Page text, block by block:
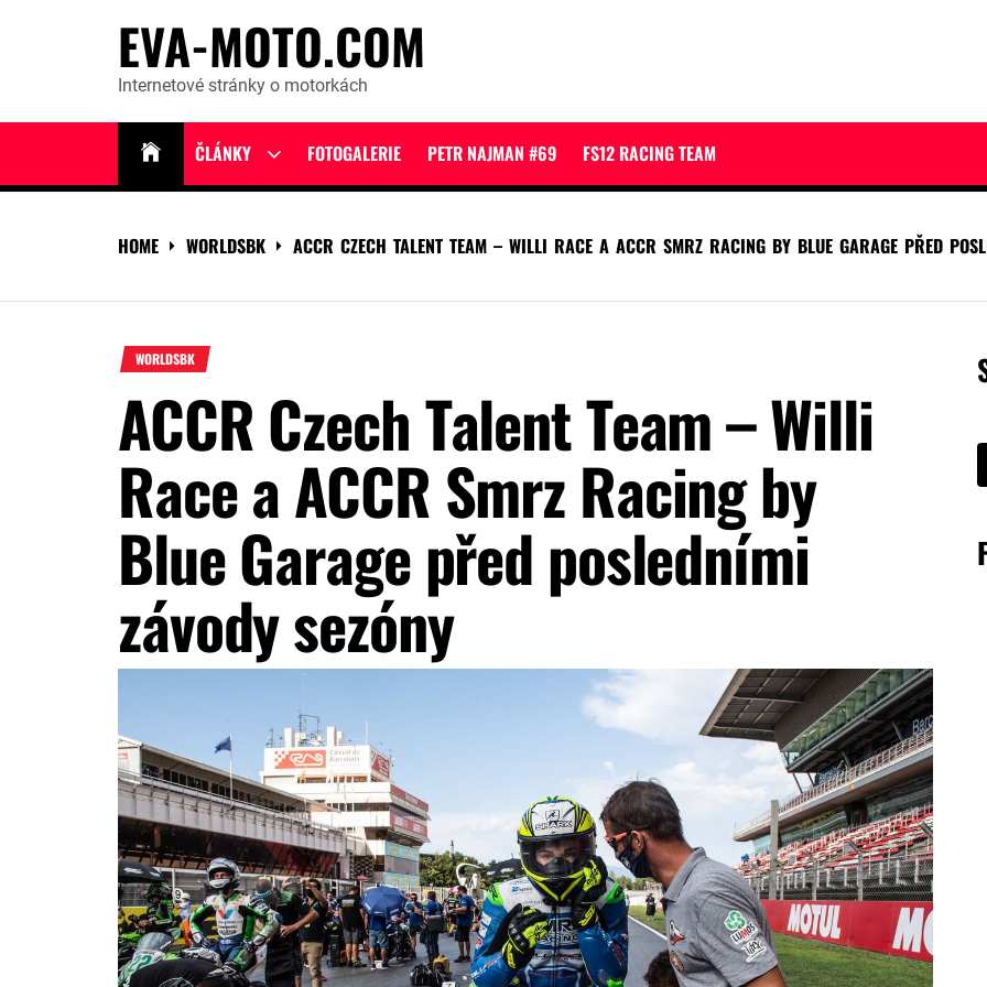
EVA-MOTO.COM
Internetové stránky o motorkách
ČLÁNKY
Show
menu
FOTOGALERIE PETR NAJMAN #69 FS12 RACING TEAM
HOME WORLDSBK ACCR CZECH TALENT TEAM – WILLI RACE A ACCR SMRZ RACING BY BLUE GARAGE PŘED
WORLDSBK
ACCR Czech Talent Team – Willi
Race a ACCR Smrz Racing by
Blue Garage před posledními
závody sezóny